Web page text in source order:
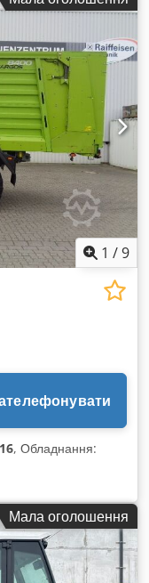
1 /9
, Обладнання:
Мала оголошення